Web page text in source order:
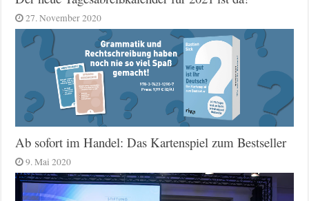
27. November 2020
Ab sofort im Handel: Das Kartenspiel zum Bestseller
9. Mai 2020